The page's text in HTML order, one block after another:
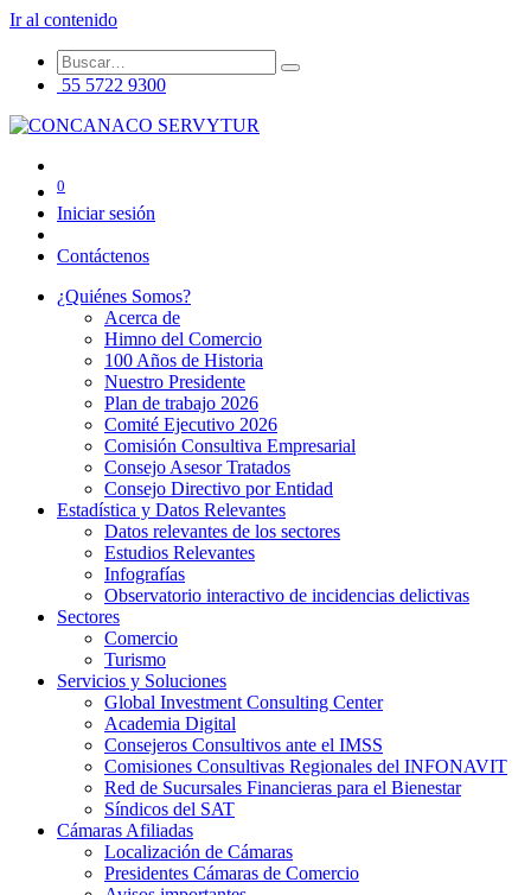
Ir al contenido
55 5722 9300
0
Iniciar sesión
Contáctenos
¿Quiénes Somos?
Acerca de
Himno del Comercio
100 Años de Historia
Nuestro Presidente
Plan de trabajo 2026
Comité Ejecutivo 2026
Comisión Consultiva Empresarial
Consejo Asesor Tratados
Consejo Directivo por Entidad
Estadística y Datos Relevantes
Datos relevantes de los sectores
Estudios Relevantes
Infografías
Observatorio interactivo de incidencias delictivas
Sectores
Comercio
Turismo
Servicios y Soluciones
Global Investment Consulting Center
Academia Digital
Consejeros Consultivos ante el IMSS
Comisiones Consultivas Regionales del INFONAVIT
Red de Sucursales Financieras para el Bienestar
Síndicos del SAT
Cámaras Afiliadas
Localización de Cámaras
Presidentes Cámaras de Comercio